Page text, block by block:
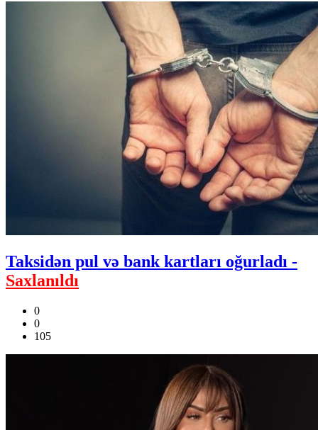
Taksidən pul və bank kartları oğurladı -
Saxlanıldı
0
0
105